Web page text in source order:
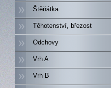
Štěňátka
Těhotenství, březost
Odchovy
Vrh A
Vrh B